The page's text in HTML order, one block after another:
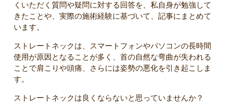
くいただく質問や疑問に対する回答を、私自身が勉強して
きたことや、実際の施術経験に基づいて、記事にまとめて
います。
ストレートネックは、スマートフォンやパソコンの長時間
使用が原因となることが多く、首の自然な弯曲が失われる
ことで肩こりや頭痛、さらには姿勢の悪化を引き起こしま
す。
ストレートネックは良くならないと思っていませんか？